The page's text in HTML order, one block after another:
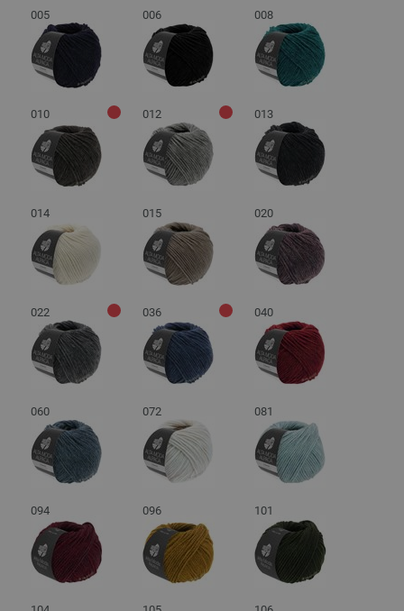
005
006 008
010 012 013
014 015 020
022 036 040
060 072 081
094 096 101